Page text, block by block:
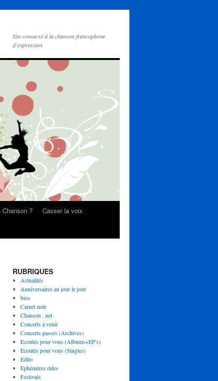
Site consacré à la chanson francophone
d’expression
?
Casser la voix
RUBRIQUES
Actualités
Anniversaires au jour le jour
bios
Carnet noir
Chanson . net
Concerts à venir
Concerts passés (Archives)
Ecoutés pour vous (Albums+EP's)
Ecoutés pour vous (Singles)
Edito
Ephémères rides
Festivals